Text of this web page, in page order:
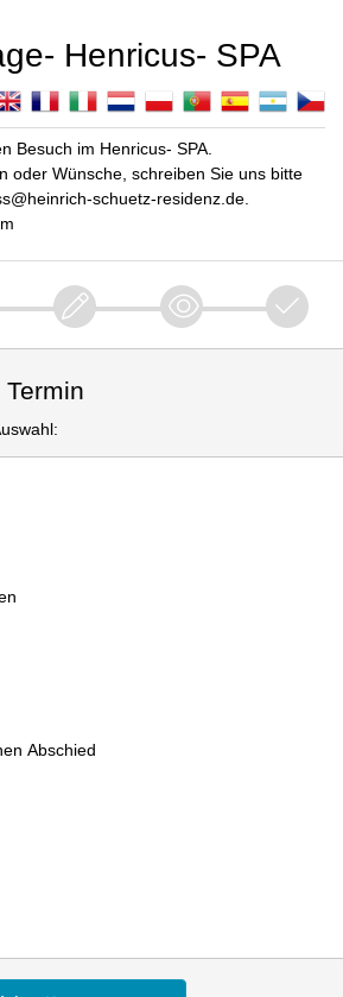
Henricus- SPA
Besuch im Henricus- SPA.
oder Wünsche, schreiben Sie uns bitte
schuetz-residenz.de.
Abschied